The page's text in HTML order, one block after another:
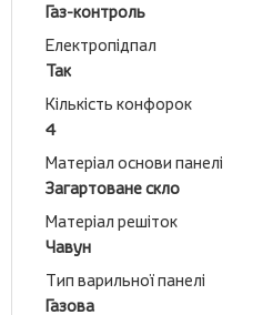
Газ-контроль
Електропідпал
Так
Кількість конфорок
4
Матеріал основи панелі
Загартоване скло
Матеріал решіток
Чавун
Тип варильної панелі
Газова